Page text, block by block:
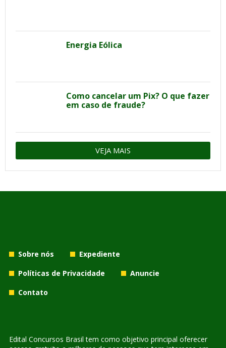
Energia Eólica
Como cancelar um Pix? O que fazer
em caso de fraude?
VEJA MAIS
Sobre nós
Expediente
Políticas de Privacidade
Anuncie
Contato
Edital Concursos Brasil tem como objetivo principal oferecer